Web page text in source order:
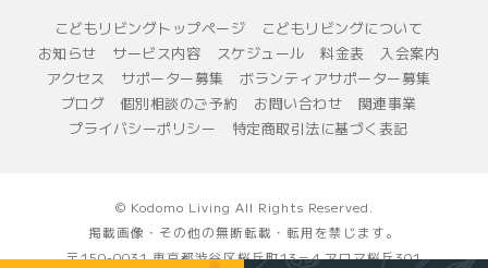
こどもリビングトップページ
こどもリビングについて
お知らせ
サービス内容 スケジュール 料金表
入会案内
アクセス
サポーター募集
ボランティアサポーター募集
ブログ
個別相談のご予約 お問い合わせ
関連事業
プライバシーポリシー
特定商取引法に基づく表記
© Kodomo Living All Rights Reserved.
掲載画像・その他の無断転載・転用を禁じます。
〒150-0031 東京都渋谷区桜丘町13－4 アロマ桜丘301